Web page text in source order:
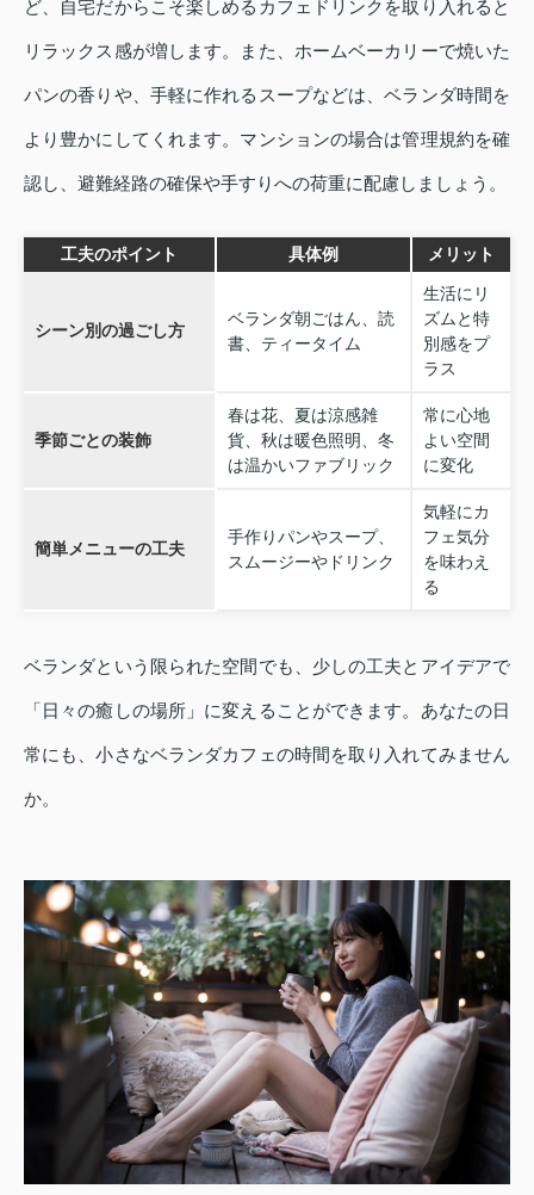
ど、自宅だからこそ楽しめるカフェドリンクを取り入れると
リラックス感が増します。また、ホームベーカリーで焼いた
パンの香りや、手軽に作れるスープなどは、ベランダ時間を
より豊かにしてくれます。マンションの場合は管理規約を確
認し、避難経路の確保や手すりへの荷重に配慮しましょう。
工夫のポイント 具体例 メリット
シーン別の過ごし方
ベランダ朝ごはん、読
書、ティータイム
生活にリ
ズムと特
別感をプ
ラス
季節ごとの装飾
春は花、夏は涼感雑
貨、秋は暖色照明、冬
は温かいファブリック
常に心地
よい空間
に変化
簡単メニューの工夫
手作りパンやスープ、
スムージーやドリンク
気軽にカ
フェ気分
を味わえ
る
ベランダという限られた空間でも、少しの工夫とアイデアで
「日々の癒しの場所」に変えることができます。あなたの日
常にも、小さなベランダカフェの時間を取り入れてみません
か。